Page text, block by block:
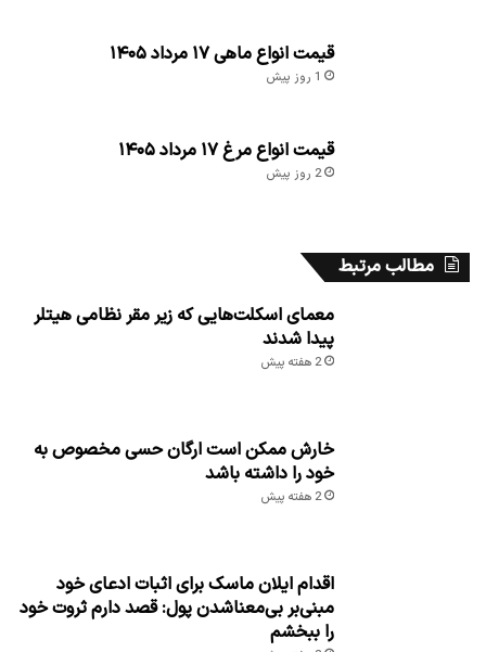
قیمت انواع ماهی ۱۷ مرداد ۱۴۰۵
1 روز پیش
قیمت انواع مرغ ۱۷ مرداد ۱۴۰۵
2 روز پیش
مطالب مرتبط
معمای اسکلت‌هایی که زیر مقر نظامی هیتلر
پیدا شدند
2 هفته پیش
خارش ممکن است ارگان حسی مخصوص به
خود را داشته باشد
2 هفته پیش
اقدام ایلان ماسک برای اثبات ادعای خود
مبنی‌بر بی‌معناشدن پول: قصد دارم ثروت خود
را ببخشم